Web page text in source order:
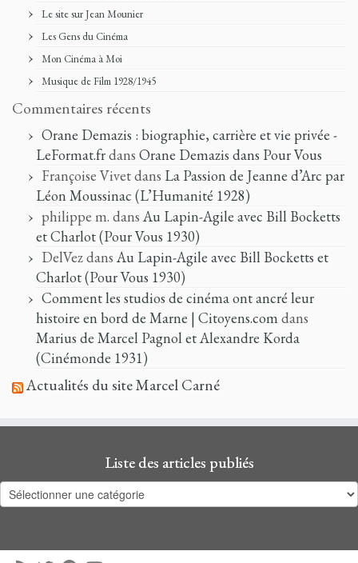
Le site sur Jean Mounier
Les Gens du Cinéma
Mon Cinéma à Moi
Musique de Film 1928/1945
Commentaires récents
Orane Demazis : biographie, carrière et vie privée -
LeFormat.frdans Orane Demazis dans Pour Vous
Françoise Vivetdans La Passion de Jeanne d’Arc par
Léon Moussinac (L’Humanité 1928)
philippe m. dans Au Lapin-Agile avec Bill Bocketts
et Charlot (Pour Vous 1930)
DelVezdans Au Lapin-Agile avec Bill Bocketts et
Charlot (Pour Vous 1930)
Comment les studios de cinéma ont ancré leur
histoire en bord de Marne | Citoyens.comdans
Marius de Marcel Pagnol et Alexandre Korda
(Cinémonde 1931)
Actualités du site Marcel Carné
Liste des articles publiés
Liste
des